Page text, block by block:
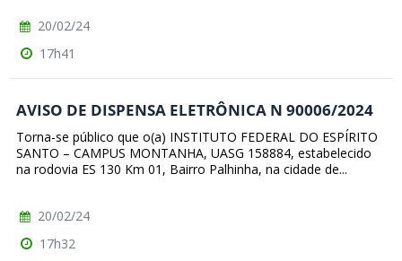
20/02/24
17h41
AVISO DE DISPENSA ELETRÔNICA N 90006/2024
Torna-se público que o(a) INSTITUTO FEDERAL DO ESPÍRITO
SANTO – CAMPUS MONTANHA, UASG 158884, estabelecido
na rodovia ES 130 Km 01, Bairro Palhinha, na cidade de...
20/02/24
17h32